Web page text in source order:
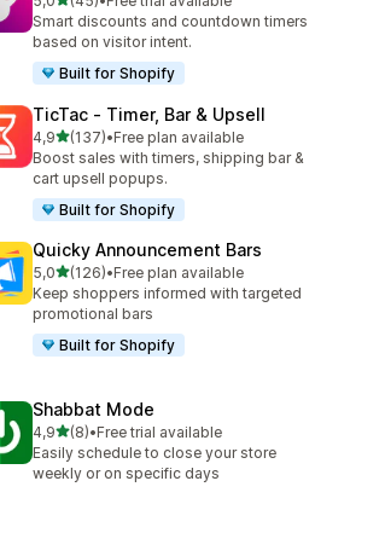
Celkový počet recenzí: 45
Smart discounts and countdown timers
based on visitor intent.
Built for Shopify
TicTac ‑ Timer, Bar & Upsell
4,9z 5 hvězd
(137)
Celkový počet recenzí: 137
•Free plan available
Boost sales with timers, shipping bar &
cart upsell popups.
Built for Shopify
Quicky Announcement Bars
5,0z 5 hvězd
(126)
Celkový počet recenzí: 126
•Free plan available
Keep shoppers informed with targeted
promotional bars
Built for Shopify
Shabbat Mode
4,9z 5 hvězd
(8)
Celkový počet recenzí: 8
•Free trial available
Easily schedule to close your store
weekly or on specific days